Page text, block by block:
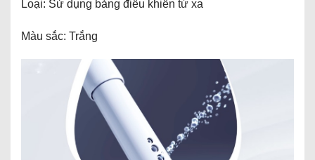
Loại: Sử dụng bảng điều khiển từ xa
Màu sắc: Trắng